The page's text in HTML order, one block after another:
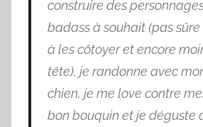
construire des
badass à souhait (pas
à les côtoyer et encore
tête), je randonne avec
chien, je me love contre
bon bouquin et je déguste